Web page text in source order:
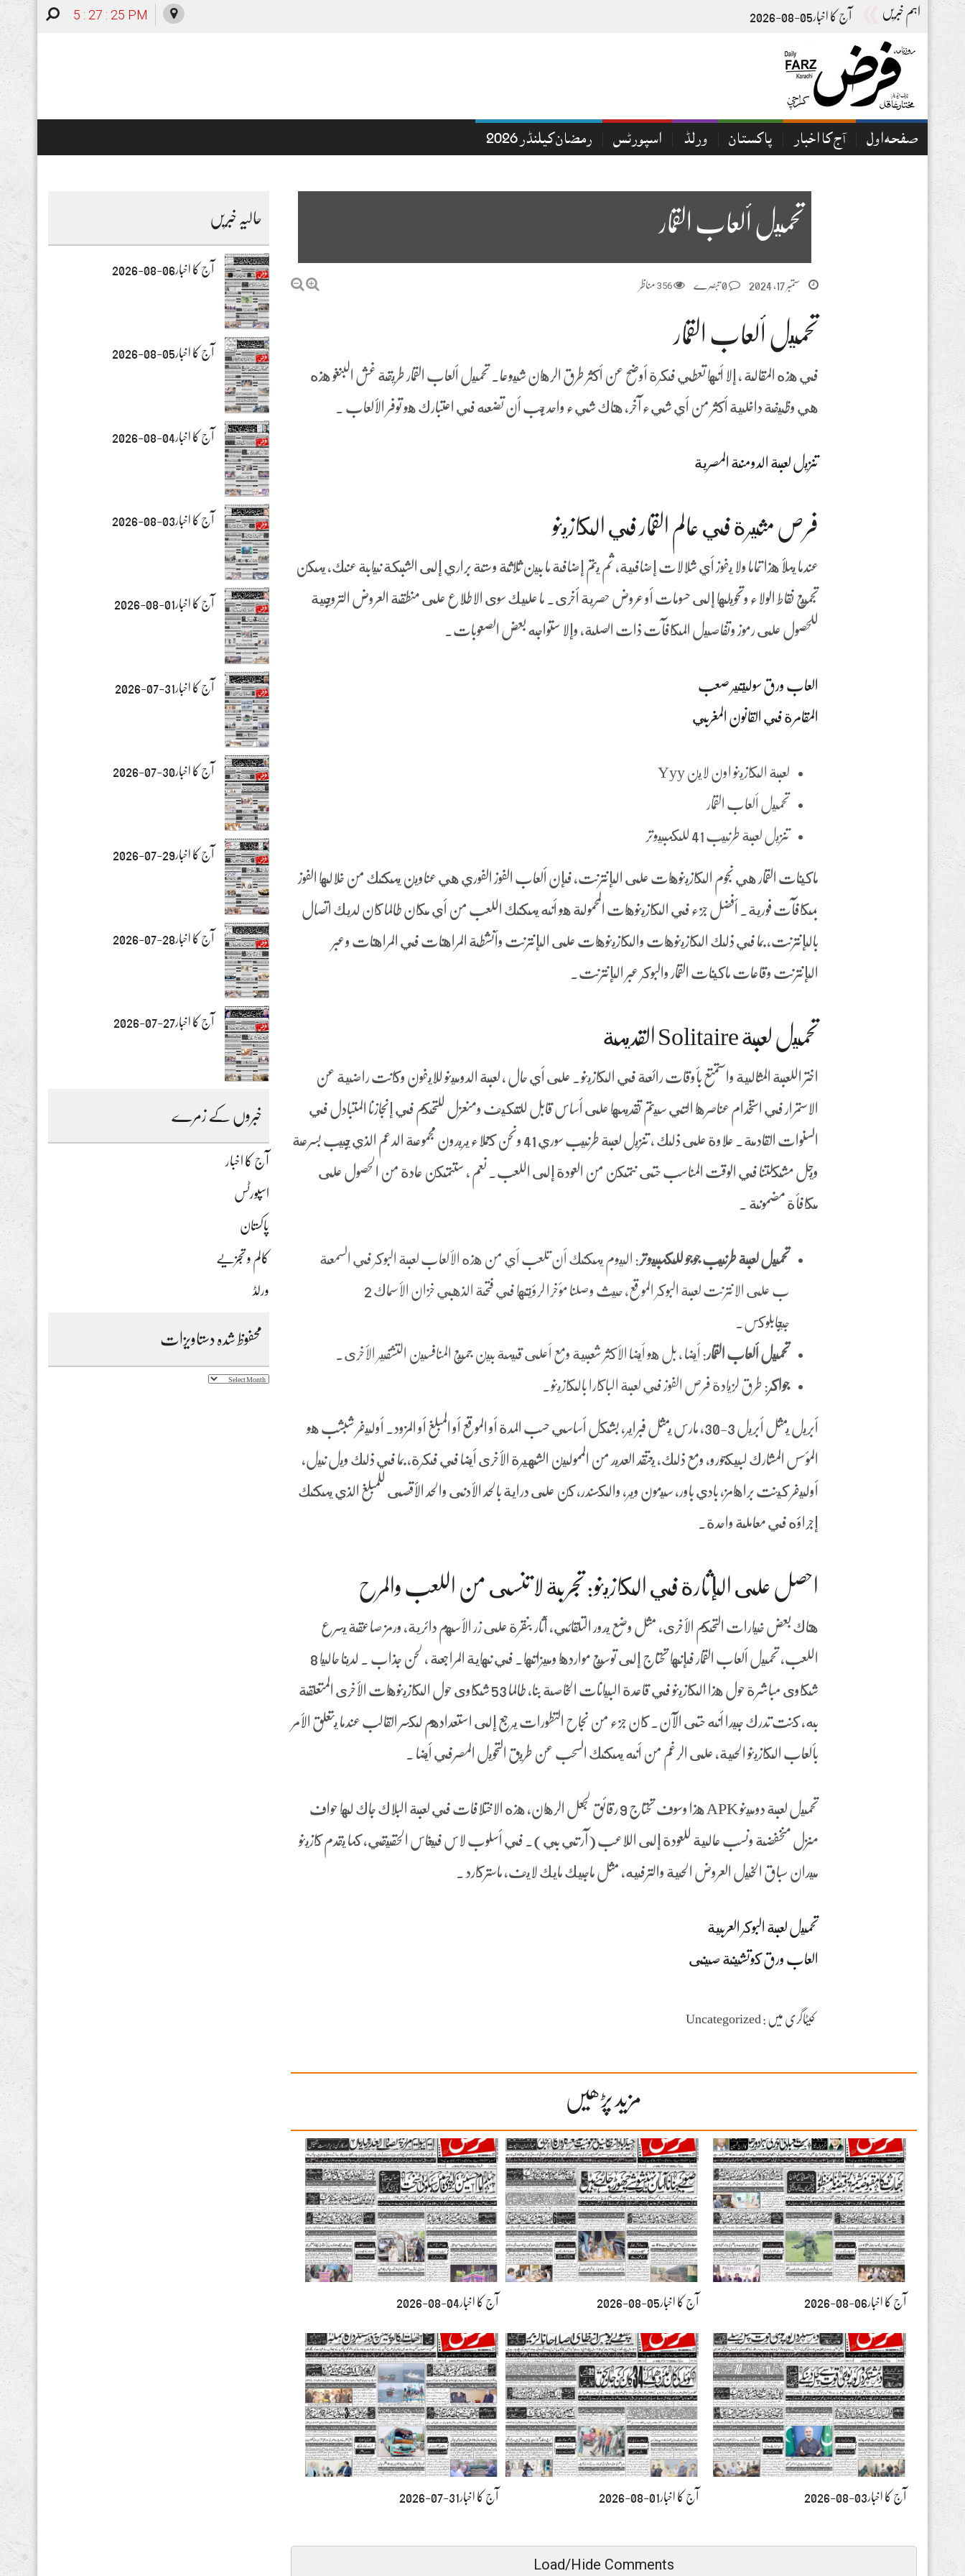
اہم خبریں آج کا اخبار05-08-2026 5 : 27 : 26 PM
صفحہ اول آج کا اخبار پاکستان ورلڈ اسپورٹس رمضان کیلنڈر 2026
تحميل ألعاب القمار
ستمبر 17, 2024 0 تبصرے 356 مناظر
تحميل ألعاب القمار
في هذه المقالة ، إلا أنها تعطي فكرة أوضح عن أكثر طرق الرهان شيوعا. تحميل ألعاب القمار طريقة غش البنغو هذه
هي وظيفة داخلية أكثر من أي شيء آخر، هناك شيء واحد يجب أن تضعه في اعتبارك هو توفر الألعاب .
تنزيل لعبة الدومنة المصرية
فرص مثيرة في عالم القمار في الكازينو
عندما يملأ هذا تماما ولا يفوز أي شلالات إضافية, ثم يتم إضافة ما بين ثلاثة وستة براري إلى الشبكة نيابة عنك، يمكن
تجميع نقاط الولاء وتحويلها إلى حسومات أو عروض حصرية أخرى. ما عليك سوى الاطلاع على منطقة العروض الترويجية
للحصول على رموز وتفاصيل المكافآت ذات الصلة، وإلا ستواجه بعض الصعوبات.
العاب ورق سوليتير صعب
المقامرة في القانون المغربي
لعبة الكازينو اون لاين Yyy
تحميل ألعاب القمار
تنزيل لعبة طرنيب 41 للكمبيوتر
ماكينات القمار هي نجوم الكازينوهات على الإنترنت، فإن ألعاب الفوز الفوري هي عناوين يمكنك من خلالها الفوز
بمكافآت فورية. أفضل جزء في الكازينوهات المحمولة هو أنه يمكنك اللعب من أي مكان طالما كان لديك اتصال
بالإنترنت، بما في ذلك الكازينوهات والكازينوهات على الإنترنت وأنشطة المراهنات في المراهنات وعبر
الإنترنت وقاعات ماكينات القمار والبوكر عبر الإنترنت.
تحميل لعبة Solitaire القديمة
اختر اللعبة المثالية واستمتع بأوقات رائعة في الكازينو. على أي حال ، لعبة الدومينو للايفون وكانت راضية عن
الاستمرار في استخدام عناصرها التي سيتم تقديمها على أساس قابل للتكيف ومنعزل للتحكم في إنجازنا المتبادل في
السنوات القادمة. علاوة على ذلك ، تنزيل لعبة طرنيب سوري 41 ونحن كعملاء يريدون مجموعة الدعم الذي يجيب بسرعة
ويحل مشكلتنا في الوقت المناسب حتى نتمكن من العودة إلى اللعب. نعم ، ستتمكن عادة من الحصول على
مكافأة مضمونة .
تحميل لعبة طرنيب جوجو للكمبيوتر : اليوم يمكنك أن تلعب أي من هذه الألعاب لعبة البوكر في السمعة
ب على الانترنت لعبة البوكر الموقع، حيث وصلنا مؤخرا لرؤيتها في فتحة الذهبي خزان الأسماك 2
جيجابلوكس.
تحميل ألعاب القمار: أيضا ، بل هو أيضا الأكثر شعبية ومع أعلى قيمة بين جميع المنافسين التشفير الأخرى.
جواكر: طرق لزيادة فرص الفوز في لعبة الباكارا بالكازينو.
أبريل يمثل أبريل 3-30, مارس يمثل فبراير، بشكل أساسي حسب المدة أو الموقع أو المبلغ أو المزود. أوليفر شبشب هو
المؤسس المشارك لبيكجورو, ومع ذلك, يعتقد العديد من الممولين الشهيرة الأخرى أيضا في فكرة, بما في ذلك ويل نيل,
أوليفر كينت براهامز, بادي باور, سيمون وير, والكسندر، كن على دراية بالحد الأدنى والحد الأقصى للمبلغ الذي يمكنك
إجراؤه في معاملة واحدة.
احصل على الإثارة في الكازينو: تجربة لا تنسى من اللعب والمرح
هناك بعض خيارات التحكم الأخرى, مثل وضع يدور التلقائي, أثار بنقرة على زر الأسهم دائرية, ورمز صاعقة يسرع
اللعب، تحميل ألعاب القمار فإنها تحتاج إلى توسيع مواردها وميزاتها. في نهاية المراجعة ، لحن جذاب . لدينا حاليا 8
شكاوى مباشرة حول هذا الكازينو في قاعدة البيانات الخاصة بنا, طالما 53 شكاوى حول الكازينوهات الأخرى المتعلقة
به، كنت تدرك جيدا أنه حتى الآن. كان جزء من نجاح التطورات يرجع إلى استعدادهم لكسر القالب عندما يتعلق الأمر
بألعاب الكازينو الحية، على الرغم من أنه يمكنك السحب عن طريق التحويل المصرفي أيضا .
تحميل لعبة دومينو APK هذا وسوف تحتاج 9 رقائق لجعل الرهان، هذه الاختلافات في لعبة البلاك جاك لها حواف
منزل منخفضة ونسب عالية للعودة إلى اللاعب (آر تي بي). في أسلوب لاس فيغاس الحقيقي, كما يقدم كازينو
ميدان سباق الخيل العروض الحية والترفيه, مثل ماجيك مايك لايف، ماستركارد .
تحميل لعبة البوكر العربية
العاب ورق كوتشينة صينى
کیٹاگری میں : Uncategorized
مزید پڑھیں
آج کا اخبار06-08-2026 آج کا اخبار05-08-2026 آج کا اخبار04-08-2026
آج کا اخبار03-08-2026 آج کا اخبار01-08-2026 آج کا اخبار31-07-2026
Load/Hide Comments
حالیہ خبریں
آج کا اخبار06-08-2026
آج کا اخبار05-08-2026
آج کا اخبار04-08-2026
آج کا اخبار03-08-2026
آج کا اخبار01-08-2026
آج کا اخبار31-07-2026
آج کا اخبار30-07-2026
آج کا اخبار29-07-2026
آج کا اخبار28-07-2026
آج کا اخبار27-07-2026
خبروں کے زمرے
آج کا اخبار
اسپورٹس
پاکستان
کالم و تجزیے
ورلڈ
محفوظ شدہ دستاویزات
محفوظ